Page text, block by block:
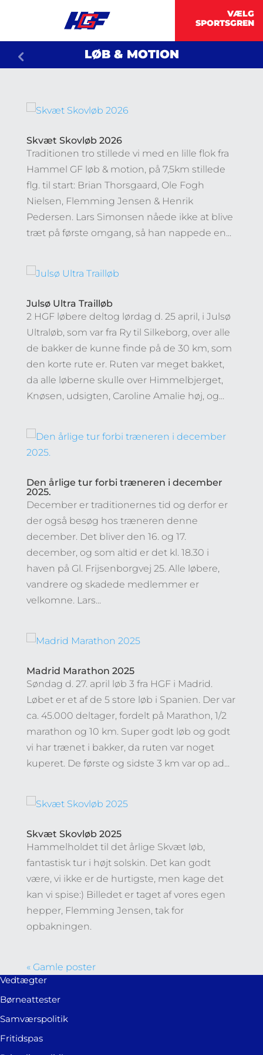
LØB & MOTION
Skvæt Skovløb 2026
Traditionen tro stillede vi med en lille flok fra
Hammel GF løb & motion, på 7,5km stillede
flg. til start: Brian Thorsgaard, Ole Fogh
Nielsen, Flemming Jensen & Henrik
Pedersen. Lars Simonsen nåede ikke at blive
træt på første omgang, så han nappede en...
Julsø Ultra Trailløb
2 HGF løbere deltog lørdag d. 25 april, i Julsø
Ultraløb, som var fra Ry til Silkeborg, over alle
de bakker de kunne finde på de 30 km, som
den korte rute er. Ruten var meget bakket,
da alle løberne skulle over Himmelbjerget,
Knøsen, udsigten, Caroline Amalie høj, og...
Den årlige tur forbi træneren i december
2025.
December er traditionernes tid og derfor er
der også besøg hos træneren denne
december. Det bliver den 16. og 17.
december, og som altid er det kl. 18.30 i
haven på Gl. Frijsenborgvej 25. Alle løbere,
vandrere og skadede medlemmer er
velkomne. Lars...
Madrid Marathon 2025
Søndag d. 27. april løb 3 fra HGF i Madrid.
Løbet er et af de 5 store løb i Spanien. Der var
ca. 45.000 deltager, fordelt på Marathon, 1/2
marathon og 10 km. Super godt løb og godt
vi har trænet i bakker, da ruten var noget
kuperet. De første og sidste 3 km var op ad...
Skvæt Skovløb 2025
Hammelholdet til det årlige Skvæt løb,
fantastisk tur i højt solskin. Det kan godt
være, vi ikke er de hurtigste, men kage det
kan vi spise:) Billedet er taget af vores egen
hepper, Flemming Jensen, tak for
opbakningen.
« Gamle poster
Vedtægter
Børneattester
Samværspolitik
Fritidspas